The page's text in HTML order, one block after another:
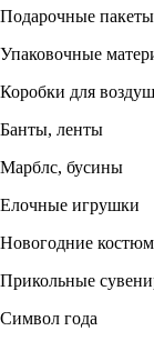
Подарочные пакеты
Упаковочные
Коробки для
Банты, ленты
Марблс, бусины
Елочные игрушки
Новогодние
Прикольные
Символ года